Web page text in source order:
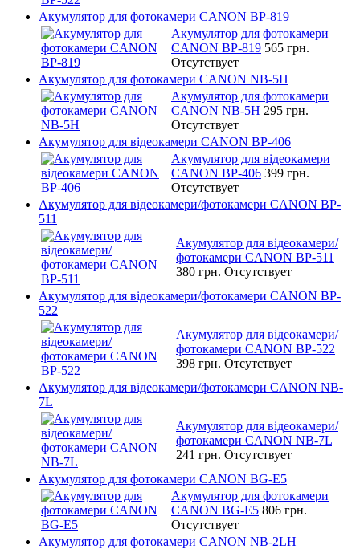
Акумулятор для фотокамери CANON BP-819
Акумулятор для фотокамери
CANON BP-819 565 грн.
Отсутствует
Акумулятор для фотокамери CANON NB-5H
Акумулятор для фотокамери
CANON NB-5H 295 грн.
Отсутствует
Акумулятор для відеокамери CANON BP-406
Акумулятор для відеокамери
CANON BP-406 399 грн.
Отсутствует
Акумулятор для відеокамери/фотокамери CANON BP-
511
Акумулятор для відеокамери/
фотокамери CANON BP-511
380 грн. Отсутствует
Акумулятор для відеокамери/фотокамери CANON BP-
522
Акумулятор для відеокамери/
фотокамери CANON BP-522
398 грн. Отсутствует
Акумулятор для відеокамери/фотокамери CANON NB-
7L
Акумулятор для відеокамери/
фотокамери CANON NB-7L
241 грн. Отсутствует
Акумулятор для фотокамери CANON BG-E5
Акумулятор для фотокамери
CANON BG-E5 806 грн.
Отсутствует
Акумулятор для фотокамери CANON NB-2LH